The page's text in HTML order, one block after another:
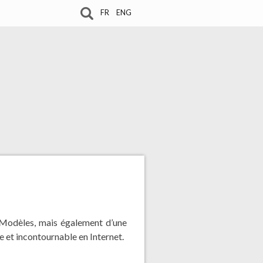
FR ENG
mais également d’une
et incontournable en Internet.